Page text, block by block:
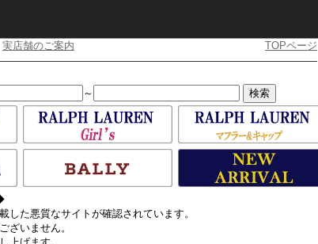
実店舗のご案内 TOPページ
～
た悪質なサイトが確認されています。
ざいません。